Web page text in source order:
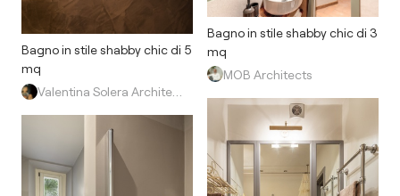
Bagno in stile shabby chic di 5
mq
Bagno in stile shabby chic di 3
mq
MOB Architects